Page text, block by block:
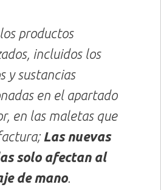
productos
incluidos los
y sustancias
en el apartado
en las maletas que
Las nuevas
solo afectan al
de mano.